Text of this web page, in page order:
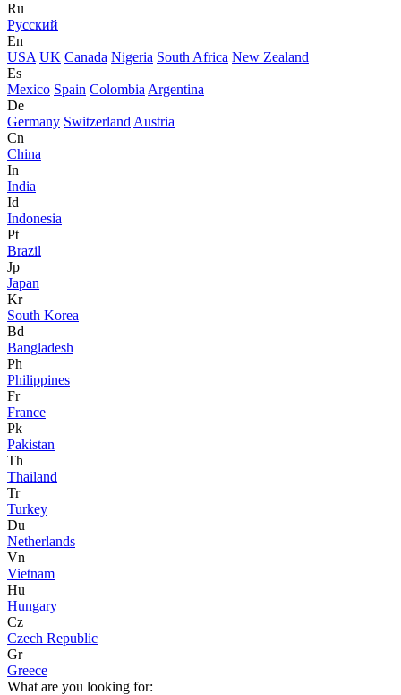
Ru
Русский
En
USA UK Canada Nigeria South Africa New Zealand
Es
Mexico Spain Colombia Argentina
De
Germany Switzerland Austria
Cn
China
In
India
Id
Indonesia
Pt
Brazil
Jp
Japan
Kr
South Korea
Bd
Bangladesh
Ph
Philippines
Fr
France
Pk
Pakistan
Th
Thailand
Tr
Turkey
Du
Netherlands
Vn
Vietnam
Hu
Hungary
Cz
Czech Republic
Gr
Greece
What are you looking for: